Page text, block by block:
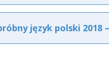
język polski 2018